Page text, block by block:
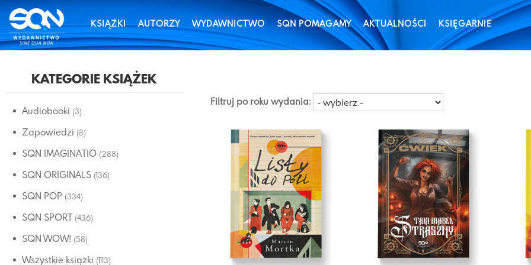
KSIĄŻKI AUTORZY WYDAWNICTWO SQN POMAGAMY AKTUALNOŚCI KSIĘGARNIE
KATEGORIE KSIĄŻEK
Audiobooki (3)
Zapowiedzi (8)
SQN IMAGINATIO (288)
SQN ORIGINALS (136)
SQN POP (334)
SQN SPORT (436)
SQN WOW! (58)
Wszystkie książki (1113)
Filtruj po roku wydania: